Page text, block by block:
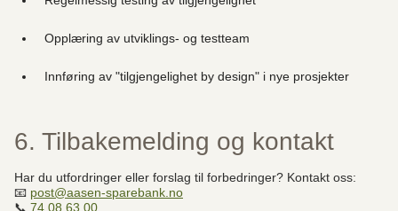
Opplæring av utviklings- og testteam
Innføring av "tilgjengelighet by design" i nye prosjekter
6. Tilbakemelding og kontakt
Har du utfordringer eller forslag til forbedringer? Kontakt oss:
📧 post@aasen-sparebank.no
📞 74 08 63 00